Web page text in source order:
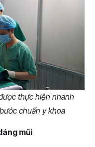
thực hiện nhanh
chuẩn y khoa
mũi